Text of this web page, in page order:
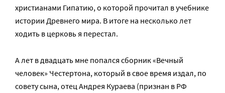
христианами Гипатию, о которой прочитал в учебнике
истории Древнего мира. В итоге на несколько лет
ходить в церковь я перестал.
А лет в двадцать мне попался сборник «Вечный
человек» Честертона, который в свое время издал, по
совету сына, отец Андрея Кураева (признан в РФ